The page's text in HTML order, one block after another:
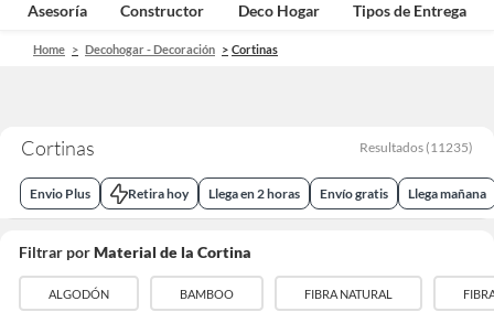
Asesoría Constructor Deco Hogar Tipos de Entrega
Home Decohogar - Decoración Cortinas
Cortinas Resultados (11235)
Envio Plus Retira hoy Llega en 2 horas Envío gratis Llega mañana
Filtrar porMaterial de la Cortina
ALGODÓN BAMBOO FIBRA NATURAL